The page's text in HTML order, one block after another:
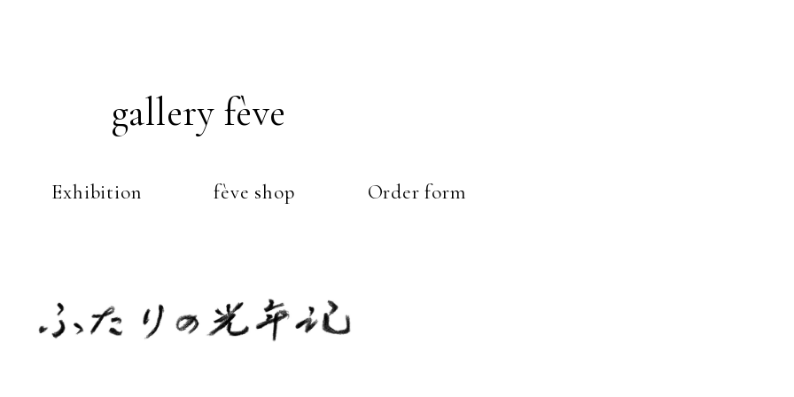
gallery fève
Exhibition fève shop Order form